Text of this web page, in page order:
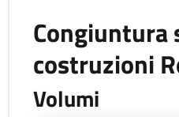
Congiuntura
costruzioni
Volumi